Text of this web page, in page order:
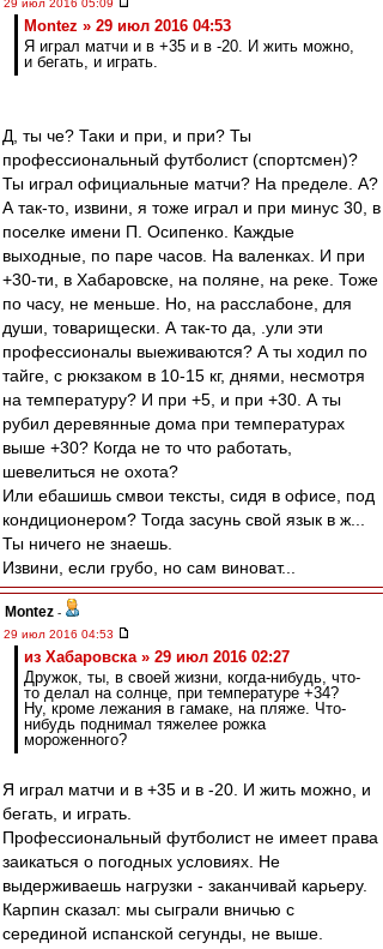
29 июл 2016 05:09
Montez » 29 июл 2016 04:53
Я играл матчи и в +35 и в -20. И жить можно,
и бегать, и играть.
Д, ты че? Таки и при, и при? Ты
профессиональный футболист (спортсмен)?
Ты играл официальные матчи? На пределе. А?
А так-то, извини, я тоже играл и при минус 30, в
поселке имени П. Осипенко. Каждые
выходные, по паре часов. На валенках. И при
+30-ти, в Хабаровске, на поляне, на реке. Тоже
по часу, не меньше. Но, на расслабоне, для
души, товарищески. А так-то да, .ули эти
профессионалы выеживаются? А ты ходил по
тайге, с рюкзаком в 10-15 кг, днями, несмотря
на температуру? И при +5, и при +30. А ты
рубил деревянные дома при температурах
выше +30? Когда не то что работать,
шевелиться не охота?
Или ебашишь смвои тексты, сидя в офисе, под
кондиционером? Тогда засунь свой язык в ж...
Ты ничего не знаешь.
Извини, если грубо, но сам виноват...
Montez -
29 июл 2016 04:53
из Хабаровска » 29 июл 2016 02:27
Дружок, ты, в своей жизни, когда-нибудь, что-
то делал на солнце, при температуре +34?
Ну, кроме лежания в гамаке, на пляже. Что-
нибудь поднимал тяжелее рожка
мороженного?
Я играл матчи и в +35 и в -20. И жить можно, и
бегать, и играть.
Профессиональный футболист не имеет права
заикаться о погодных условиях. Не
выдерживаешь нагрузки - заканчивай карьеру.
Карпин сказал: мы сыграли вничью с
серединой испанской сегунды, не выше.